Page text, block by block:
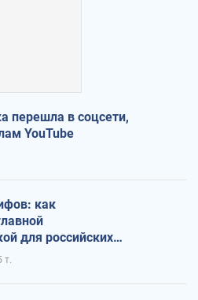
перешла в соцсети,
YouTube
как
для российских
т.